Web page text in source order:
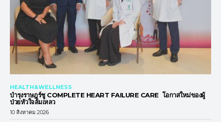
HEALTH&WELLNESS
บำรุงราษฎร์ชู COMPLETE HEART FAILURE CARE โอกาสใหม่ของผู้
ป่วยหัวใจล้มเหลว
10 สิงหาคม 2026